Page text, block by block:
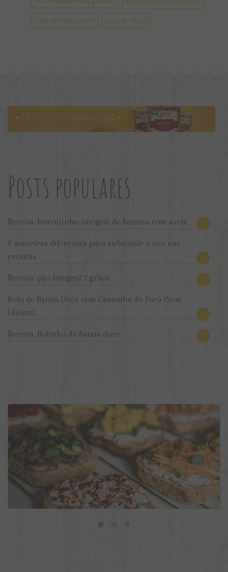
sopa de batata doce sopa de maçã
Posts populares
Receita: biscoitinho integral de banana com aveia 24
9 maneiras diferentes para substituir o ovo nas
receitas
16
Receita: pão integral 7 grãos 14
Bolo de Batata Doce com Castanha do Pará (Sem
Glúten)
11
Receita: Bolinho de batata doce 10